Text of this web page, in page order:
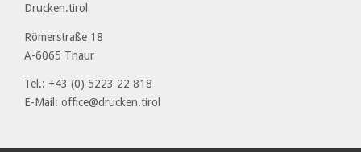
Drucken.tirol
Römerstraße 18
A-6065 Thaur
Tel.: +43 (0) 5223 22 818
E-Mail: office@drucken.tirol